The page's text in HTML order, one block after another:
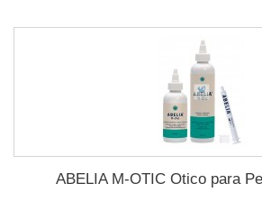
ABELIA M-OTIC Otico para